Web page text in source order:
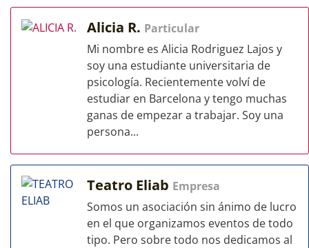
Alicia R. Particular
Mi nombre es Alicia Rodriguez Lajos y
soy una estudiante universitaria de
psicología. Recientemente volví de
estudiar en Barcelona y tengo muchas
ganas de empezar a trabajar. Soy una
persona...
Teatro Eliab Empresa
Somos un asociación sin ánimo de lucro
en el que organizamos eventos de todo
tipo. Pero sobre todo nos dedicamos al